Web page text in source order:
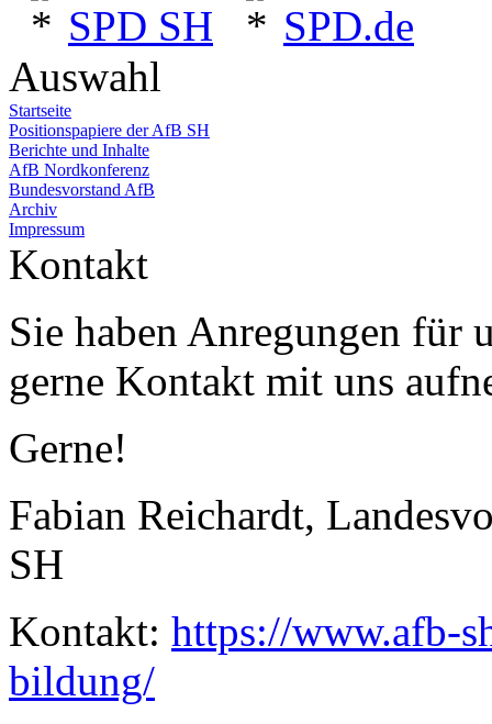
SPD SH
SPD.de
Auswahl
Startseite
Positionspapiere der AfB SH
Berichte und Inhalte
AfB Nordkonferenz
Bundesvorstand AfB
Archiv
Impressum
Kontakt
Sie haben Anregungen für
gerne Kontakt mit uns
Gerne!
Fabian Reichardt,
SH
Kontakt: https://www.afb-
bildung/